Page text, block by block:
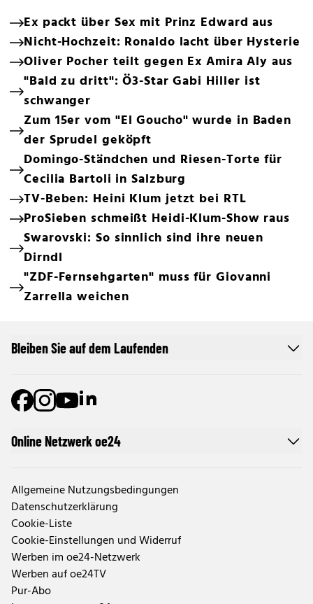
Ex packt über Sex mit Prinz Edward aus
Nicht-Hochzeit: Ronaldo lacht über Hysterie
Oliver Pocher teilt gegen Ex Amira Aly aus
"Bald zu dritt": Ö3-Star Gabi Hiller ist
schwanger
Zum 15er vom "El Goucho" wurde in Baden
der Sprudel geköpft
Domingo-Ständchen und Riesen-Torte für
Cecilia Bartoli in Salzburg
TV-Beben: Heini Klum jetzt bei RTL
ProSieben schmeißt Heidi-Klum-Show raus
Swarovski: So sinnlich sind ihre neuen
Dirndl
"ZDF-Fernsehgarten" muss für Giovanni
Zarrella weichen
Online Netzwerk oe24
Allgemeine Nutzungsbedingungen
Datenschutzerklärung
Cookie-Liste
Cookie-Einstellungen und Widerruf
Werben im oe24-Netzwerk
Werben auf oe24TV
Pur-Abo
Bleiben Sie auf dem Laufenden